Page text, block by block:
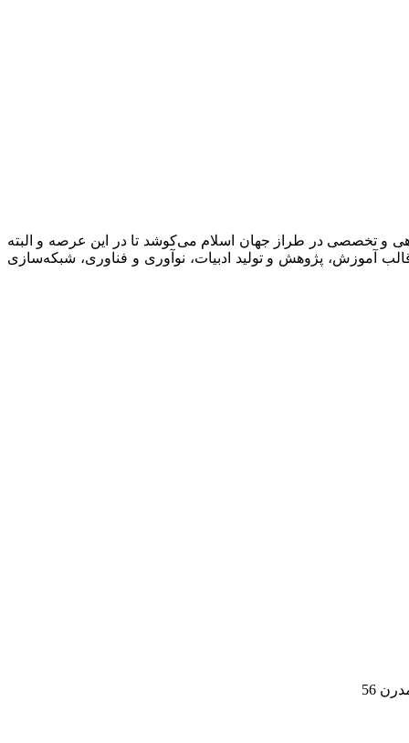
و تخصصی در طراز جهان اسلام می‌كوشد تا در این عرصه و البته
آموزش، پژوهش و تولید ادبیات، نوآوری و فناوری، شبكه‌سازی
56